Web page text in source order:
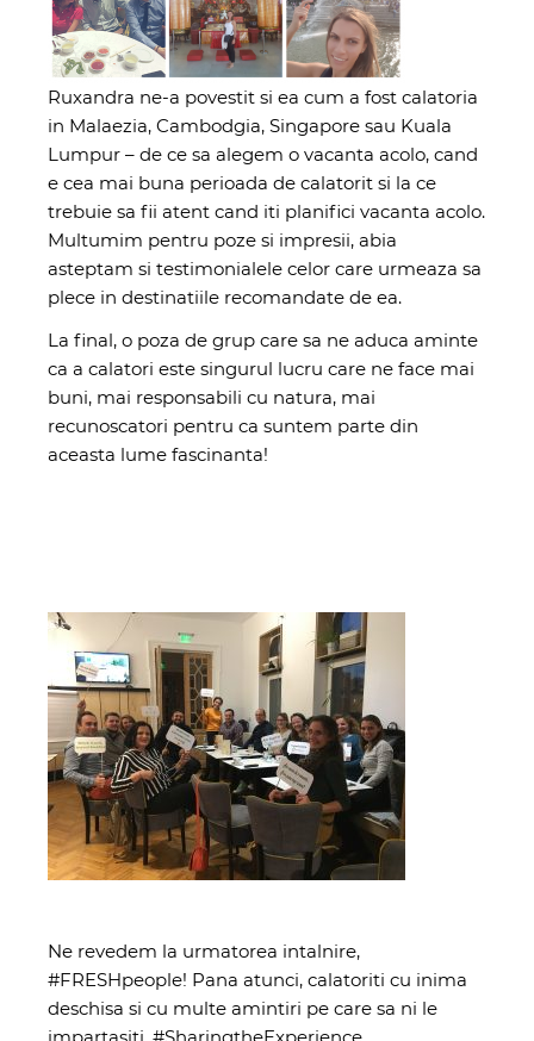
Ruxandra ne-a povestit si ea cum a fost calatoria
in Malaezia, Cambodgia, Singapore sau Kuala
Lumpur – de ce sa alegem o vacanta acolo, cand
e cea mai buna perioada de calatorit si la ce
trebuie sa fii atent cand iti planifici vacanta acolo.
Multumim pentru poze si impresii, abia
asteptam si testimonialele celor care urmeaza sa
plece in destinatiile recomandate de ea.
La final, o poza de grup care sa ne aduca aminte
ca a calatori este singurul lucru care ne face mai
buni, mai responsabili cu natura, mai
recunoscatori pentru ca suntem parte din
aceasta lume fascinanta!
Ne revedem la urmatorea intalnire,
#FRESHpeople! Pana atunci, calatoriti cu inima
deschisa si cu multe amintiri pe care sa ni le